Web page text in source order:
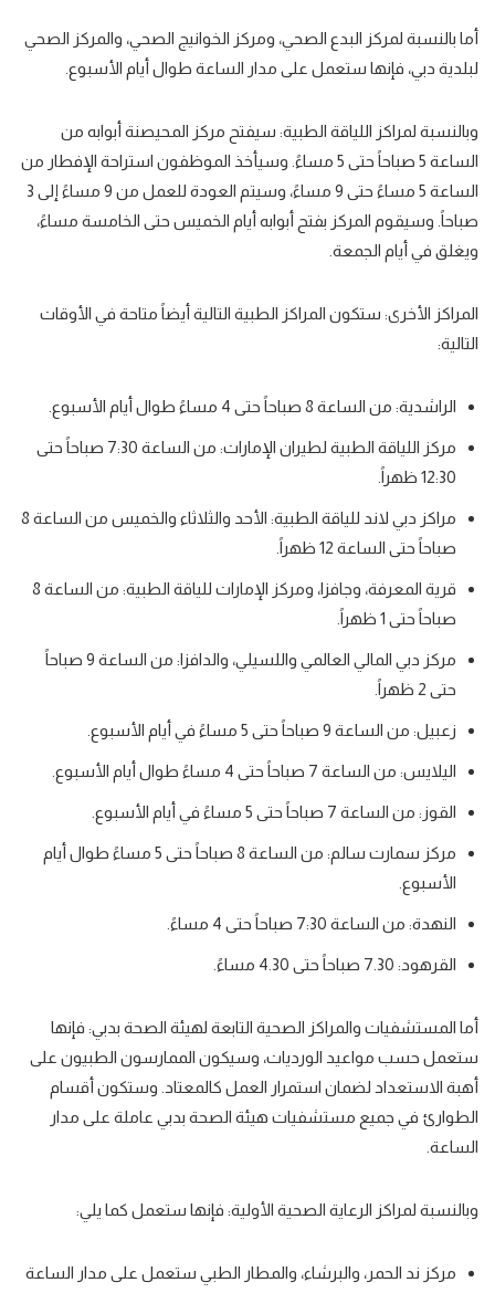
أما بالنسبة لمركز البدع الصحي، ومركز الخوانيج الصحي، والمركز الصحي
لبلدية دبي، فإنها ستعمل على مدار الساعة طوال أيام الأسبوع.
وبالنسبة لمراكز اللياقة الطبية: سيفتح مركز المحيصنة أبوابه من
الساعة 5 صباحاً حتى 5 مساءً. وسيأخذ الموظفون استراحة الإفطار من
الساعة 5 مساءً حتى 9 مساءً، وسيتم العودة للعمل من 9 مساءً إلى 3
صباحاً. وسيقوم المركز بفتح أبوابه أيام الخميس حتى الخامسة مساءً،
ويغلق في أيام الجمعة.
المراكز الأخرى: ستكون المراكز الطبية التالية أيضاً متاحة في الأوقات
التالية:
الراشدية: من الساعة 8 صباحاً حتى 4 مساءً طوال أيام الأسبوع.
مركز اللياقة الطبية لطيران الإمارات
: من الساعة 7:30 صباحاً حتى
12:30 ظهراً.
مراكز دبي لاند
للياقة الطبية: الأحد والثلاثاء والخميس من الساعة 8
صباحاً حتى الساعة 12 ظهراً.
قرية المعرفة
، وجافزا، ومركز الإمارات للياقة الطبية: من الساعة 8
صباحاً حتى 1 ظهراً.
مركز دبي المالي العالمي واللسيلي
، والدافزا: من الساعة 9 صباحاً
حتى 2 ظهراً.
زعبيل: من الساعة 9 صباحاً حتى 5 مساءً في أيام الأسبوع.
اليلايس: من الساعة 7 صباحاً حتى 4 مساءً طوال أيام الأسبوع.
القوز: من الساعة 7 صباحاً حتى 5 مساءً في أيام الأسبوع.
مركز سمارت سالم:
من الساعة 8 صباحاً حتى 5 مساءً طوال أيام
الأسبوع.
النهدة: من الساعة 7:30 صباحاً حتى 4 مساءً.
القرهود: 7.30 صباحاً حتى 4.30 مساءً.
أما المستشفيات والمراكز الصحية التابعة لهيئة الصحة بدبي: فإنها
ستعمل حسب مواعيد الورديات، وسيكون الممارسون الطبيون على
أهبة الاستعداد لضمان استمرار العمل كالمعتاد. وستكون أقسام
الطوارئ في جميع مستشفيات هيئة الصحة بدبي عاملة على مدار
الساعة.
وبالنسبة لمراكز الرعاية الصحية الأولية: فإنها ستعمل كما يلي:
مركز ند الحمر، والبرشاء، والمطار الطبي ستعمل على مدار الساعة